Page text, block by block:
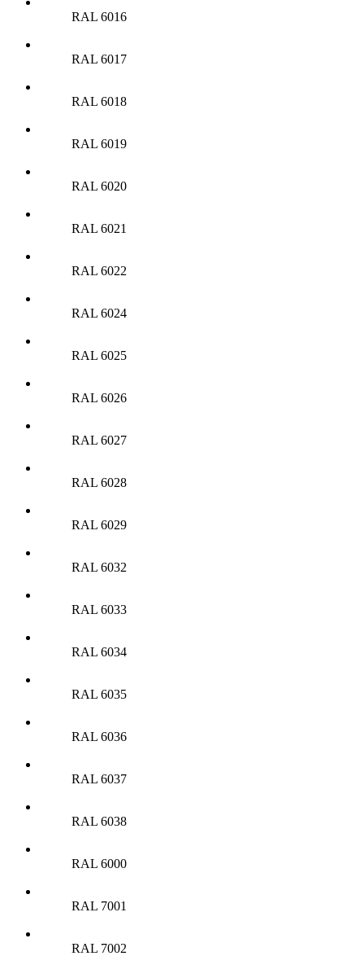
RAL 6016
RAL 6017
RAL 6018
RAL 6019
RAL 6020
RAL 6021
RAL 6022
RAL 6024
RAL 6025
RAL 6026
RAL 6027
RAL 6028
RAL 6029
RAL 6032
RAL 6033
RAL 6034
RAL 6035
RAL 6036
RAL 6037
RAL 6038
RAL 6000
RAL 7001
RAL 7002